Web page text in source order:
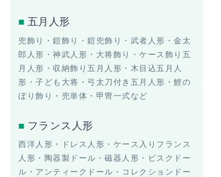
五月人形
兜飾り・鎧飾り・鎧兜飾り・武者人形・金太
郎人形・神武人形・大将飾り・ケース飾り五
月人形・収納飾り五月人形・木目込五月人
形・子ども大将・弓太刀付き五月人形・鯉の
ぼり飾り・兜単体・甲冑一式など
フランス人形
西洋人形・ドレス人形・ケース入りフランス
人形・陶器製ドール・磁器人形・ビスクドー
ル・アンティークドール・コレクションドー